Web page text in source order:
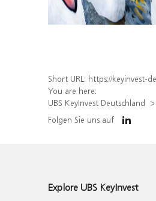
Short URL: https://keyinvest-de.ubs.com/produkt/
You are here:
UBS KeyInvest Deutschland
Folgen Sie uns auf
Explore UBS KeyInvest